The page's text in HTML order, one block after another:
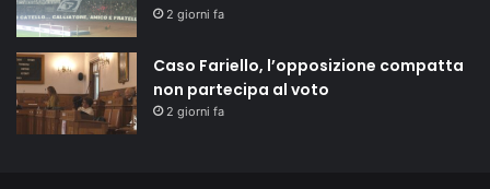
2 giorni fa
Caso Fariello, l’opposizione compatta
non partecipa al voto
2 giorni fa